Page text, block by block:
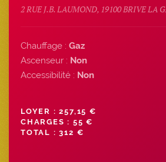
2 RUE J.B. LAUMOND, 19100 BRIVE LA
Chauffage : Gaz
Ascenseur : Non
Accessibilité : Non
LOYER : 257,15 €
CHARGES : 55 €
TOTAL : 312 €